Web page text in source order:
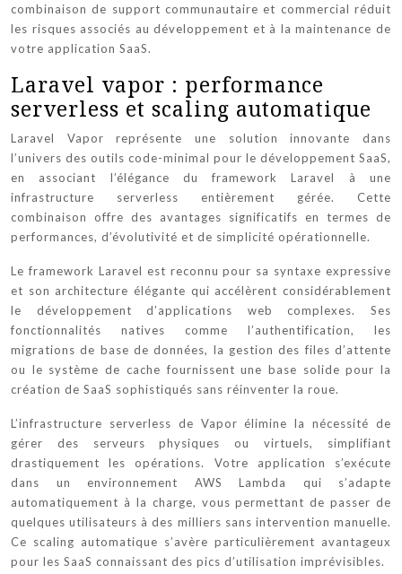
combinaison de support communautaire et commercial réduit
les risques associés au développement et à la maintenance de
votre application SaaS.
Laravel vapor : performance
serverless et scaling automatique
Laravel Vapor représente une solution innovante dans
l’univers des outils code-minimal pour le développement SaaS,
en associant l’élégance du framework Laravel à une
infrastructure serverless entièrement gérée. Cette
combinaison offre des avantages significatifs en termes de
performances, d’évolutivité et de simplicité opérationnelle.
Le framework Laravel est reconnu pour sa syntaxe expressive
et son architecture élégante qui accélèrent considérablement
le développement d’applications web complexes. Ses
fonctionnalités natives comme l’authentification, les
migrations de base de données, la gestion des files d’attente
ou le système de cache fournissent une base solide pour la
création de SaaS sophistiqués sans réinventer la roue.
L’infrastructure serverless de Vapor élimine la nécessité de
gérer des serveurs physiques ou virtuels, simplifiant
drastiquement les opérations. Votre application s’exécute
dans un environnement AWS Lambda qui s’adapte
automatiquement à la charge, vous permettant de passer de
quelques utilisateurs à des milliers sans intervention manuelle.
Ce scaling automatique s’avère particulièrement avantageux
pour les SaaS connaissant des pics d’utilisation imprévisibles.